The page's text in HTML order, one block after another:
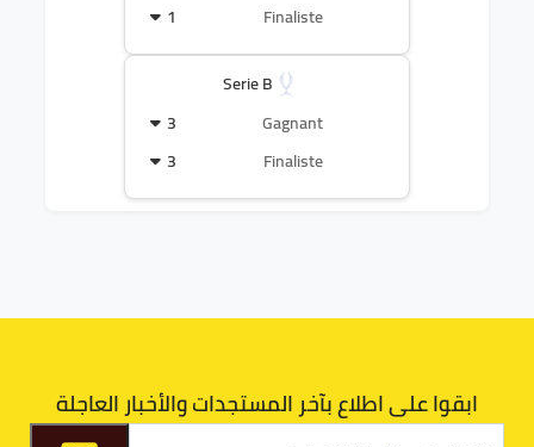
Finaliste
1
Serie B
Gagnant
3
Finaliste
3
ابقوا على اطلاع بآخر المستجدات والأخبار العاجلة